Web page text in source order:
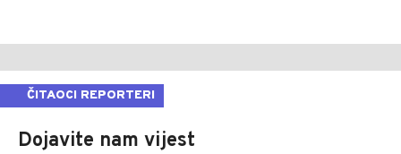
ČITAOCI REPORTERI
Dojavite nam vijest